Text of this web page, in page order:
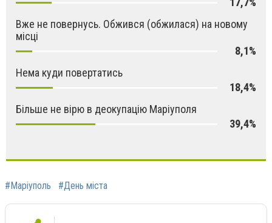
Вже не повернусь. Обжився (обжилася) на новому
місці
8,1%
Нема куди повертатись
18,4%
Більше не вірю в деокупацію Маріуполя
39,4%
#Маріуполь #День міста